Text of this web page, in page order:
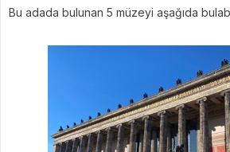
Bu adada bulunan 5 müzeyi aşağıda